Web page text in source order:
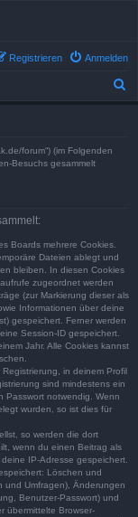
Anmelden
Registrieren
forum“) (im Folgenden
Besuchs gesammelt
Boards mehrere Cookies.
Dateien ablegt und
bleiben. In diesen Cookies
zugeordnet werden
(zur Markierung dieser als
Informationen über deine
gespeichert. Ferner werden
Session-ID gespeichert.
Jahr. Alle Cookies kannst
in deinem Profil
sind mindestens ein
Passwort notwendig. Wenn
wurden, so ist dies für
so werden die dort
wenn du einen Beitrag als
IP-Adresse gespeichert.
Löschen und
und Umfragen), Änderungen
Benutzer-Passwort) und
übermittelte Browser-